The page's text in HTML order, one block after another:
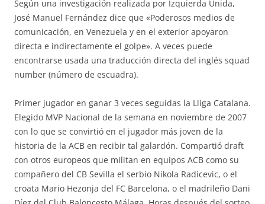
Según una investigación realizada por Izquierda Unida,
José Manuel Fernández dice que «Poderosos medios de
comunicación, en Venezuela y en el exterior apoyaron
directa e indirectamente el golpe». A veces puede
encontrarse usada una traducción directa del inglés squad
number (número de escuadra).
Primer jugador en ganar 3 veces seguidas la Lliga Catalana.
Elegido MVP Nacional de la semana en noviembre de 2007
con lo que se convirtió en el jugador más joven de la
historia de la ACB en recibir tal galardón. Compartió draft
con otros europeos que militan en equipos ACB como su
compañero del CB Sevilla el serbio Nikola Radicevic, o el
croata Mario Hezonja del FC Barcelona, o el madrileño Dani